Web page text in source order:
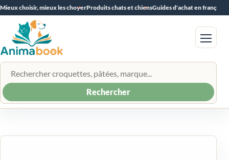
Mieux choisir, mieux les choyerProduits chats et chiensGuides d'achat en français
Rechercher un produit
Rechercher
Menu